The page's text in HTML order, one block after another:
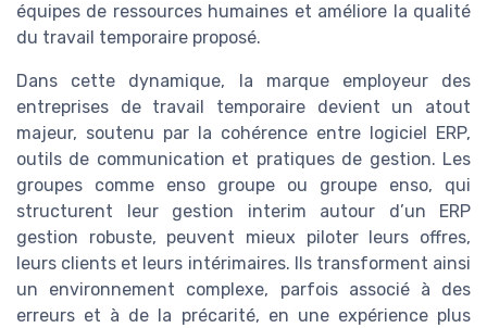
équipes de ressources humaines et améliore la qualité
du travail temporaire proposé.
Dans cette dynamique, la marque employeur des
entreprises de travail temporaire devient un atout
majeur, soutenu par la cohérence entre logiciel ERP,
outils de communication et pratiques de gestion. Les
groupes comme enso groupe ou groupe enso, qui
structurent leur gestion interim autour d’un ERP
gestion robuste, peuvent mieux piloter leurs offres,
leurs clients et leurs intérimaires. Ils transforment ainsi
un environnement complexe, parfois associé à des
erreurs et à de la précarité, en une expérience plus